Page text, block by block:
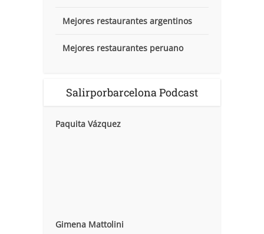
Mejores restaurantes argentinos
Mejores restaurantes peruano
Salirporbarcelona Podcast
Paquita Vázquez
Gimena Mattolini